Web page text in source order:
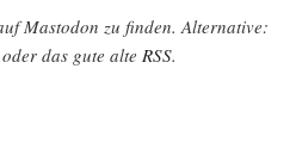
Mast­o­don zu fin­den. Alter­na­ti­ve:
das gute alte RSS.